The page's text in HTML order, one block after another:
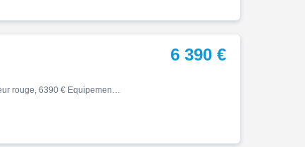
Z, 07/2024, 5923 km, Première main, Essence, 650cm³, Couleur rouge, 6390 € Equipements : A SAISIR KAWASAKI Z 650 ABS - Z650 A2 - Z-650- Z650 -Z 650 47.5 CV - 650Z - 650 Z - Z-650ABS 1 ERE MAIN / REVISON A JOUR / PNEU AV NEUF / SUPPORT DE PLAQUE COURT MOTO BRIDEE A2 FINANCEMENT P…
6 390 €